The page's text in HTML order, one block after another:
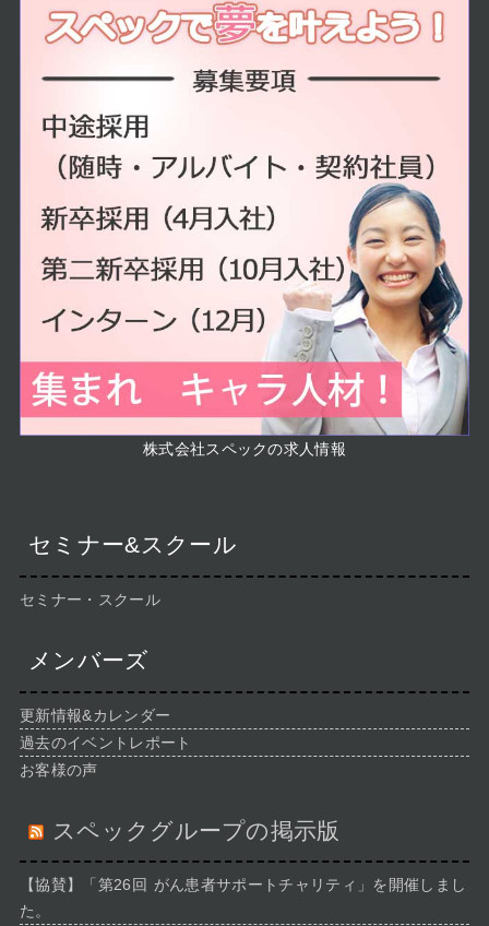
株式会社スペックの求人情報
セミナー&スクール
セミナー・スクール
メンバーズ
更新情報&カレンダー
過去のイベントレポート
お客様の声
スペックグループの掲示版
【協賛】「第26回 がん患者サポートチャリティ」を開催しまし
た。